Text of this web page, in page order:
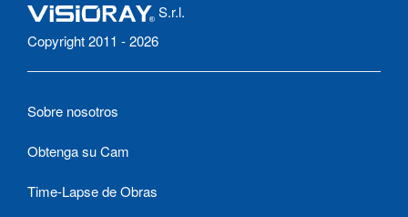
S.r.l.
Copyright 2011 - 2026
Sobre nosotros
Obtenga su Cam
Time-Lapse de Obras